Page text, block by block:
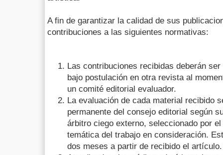
A fin de garantizar la calidad de sus
contribuciones a las siguientes normativas:
Las contribuciones recibidas deberán
bajo postulación en otra revista al
un comité editorial evaluador.
La evaluación de cada material recibido
permanente del consejo editorial según
árbitro ciego externo, seleccionado por
temática del trabajo en consideración.
dos meses a partir de recibido el artículo.